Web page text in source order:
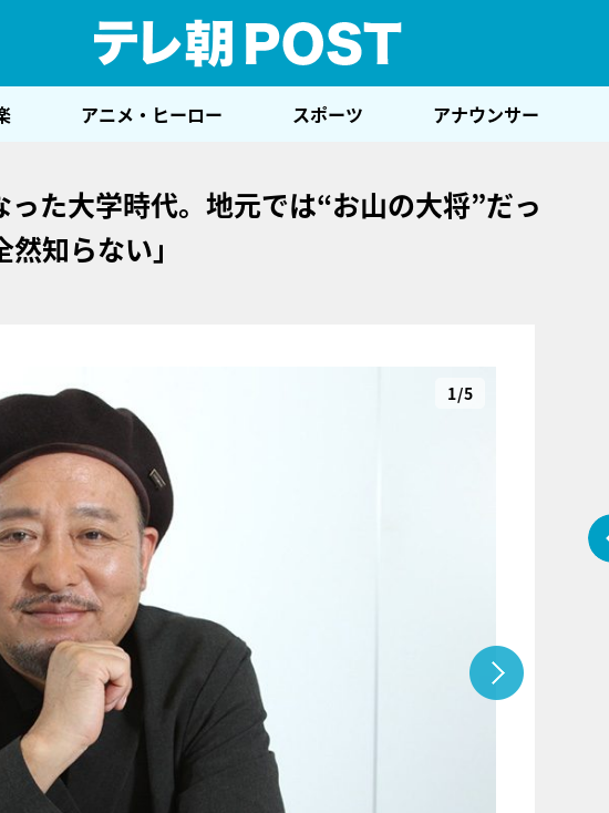
アニメ・ヒーロー スポーツ アナウンサー
た大学時代。地元では“お山の大将”だっ
知らない」
1/5